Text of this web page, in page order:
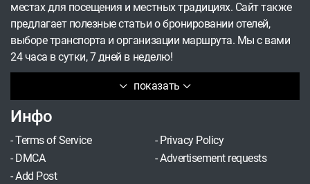
показать
местах для посещения и местных традициях. Сайт также
предлагает полезные статьи о бронировании отелей,
выборе транспорта и организации маршрута. Мы с вами
24 часа в сутки, 7 дней в неделю!
Инфо
-Terms of Service - Privacy Policy
- DMCA -Advertisement requests
-Add Post